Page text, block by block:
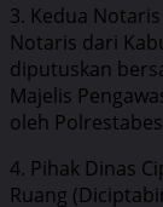
3. Kedua
Notaris dari
diputuskan
Majelis
oleh
4. Pihak Dinas
Ruang